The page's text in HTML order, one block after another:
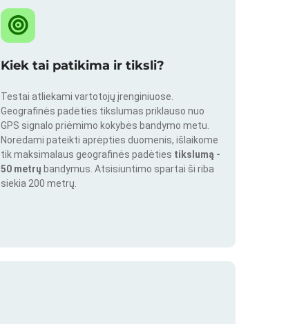
Kiek tai patikima ir tiksli?
Testai atliekami vartotojų įrenginiuose.
Geografinės padėties tikslumas priklauso nuo
GPS signalo priėmimo kokybės bandymo metu.
Norėdami pateikti aprėpties duomenis, išlaikome
tik maksimalaus geografinės padėties tikslumą -
50 metrų bandymus. Atsisiuntimo spartai ši riba
siekia 200 metrų.